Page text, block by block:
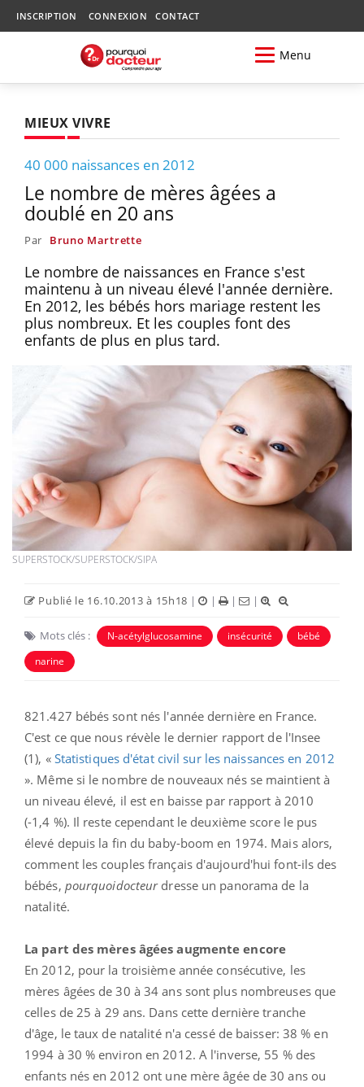
INSCRIPTION CONNEXION CONTACT
Menu
MIEUX VIVRE
40 000 naissances en 2012
Le nombre de mères âgées a
doublé en 20 ans
Par Bruno Martrette
Le nombre de naissances en France s'est
maintenu à un niveau élevé l'année dernière.
En 2012, les bébés hors mariage restent les
plus nombreux. Et les couples font des
enfants de plus en plus tard.
SUPERSTOCK/SUPERSTOCK/SIPA
Publié le 16.10.2013 à 15h18 | | | |
Mots clés : N-acétylglucosamine insécurité
bébé
narine
821.427 bébés sont nés l'année dernière en France.
C'est ce que nous révèle le dernier rapport de l'Insee
(1), « Statistiques d'état civil sur les naissances en 2012
». Même si le nombre de nouveaux nés se maintient à
un niveau élevé, il est en baisse par rapport à 2010
(-1,4 %). Il reste cependant le deuxième score le pus
élevé depuis la fin du baby-boom en 1974. Mais alors,
comment les couples français d'aujourd'hui font-ils des
bébés, pourquoidocteur dresse un panorama de la
natalité.
La part des mères âgées augmente encore
En 2012, pour la troisième année consécutive, les
mères âgées de 30 à 34 ans sont plus nombreuses que
celles de 25 à 29 ans. Dans cette dernière tranche
d'âge, le taux de natalité n'a cessé de baisser: 38 % en
1994 à 30 % environ en 2012. A l'inverse, 55 % des
enfants nés en 2012 ont une mère âgée de 30 ans ou